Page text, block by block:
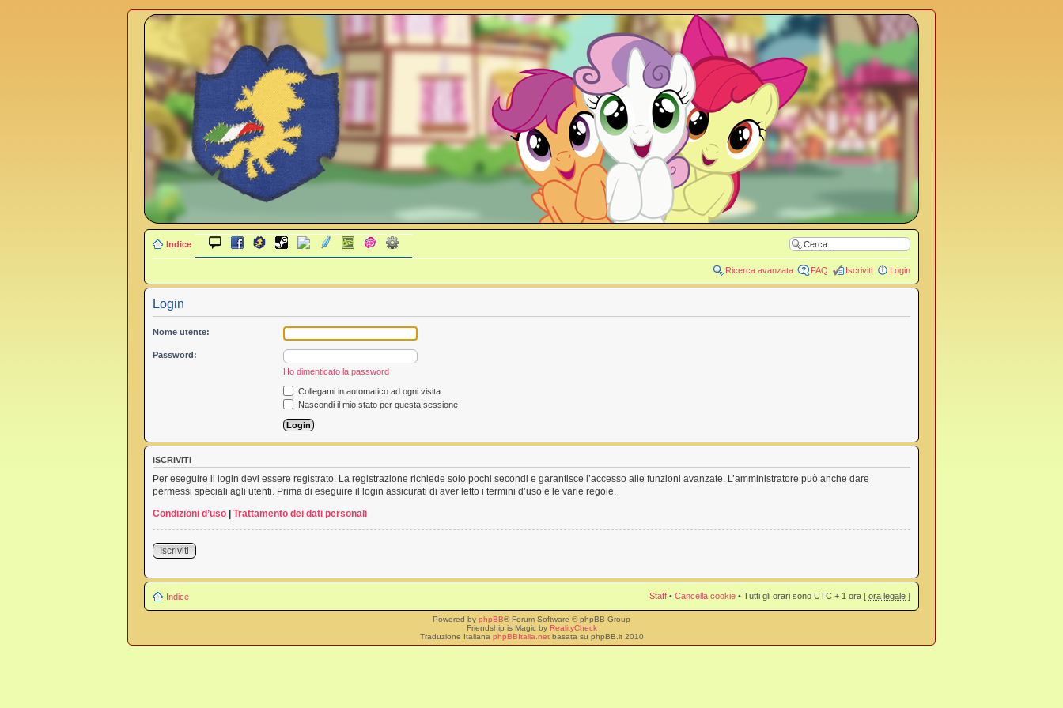
Indice
Ricerca avanzata FAQ Iscriviti Login
Login
Nome utente:
Password:
Ho dimenticato la password
Collegami in automatico ad ogni visita
Nascondi il mio stato per questa sessione
ISCRIVITI
Per eseguire il login devi essere registrato. La registrazione richiede solo pochi secondi e garantisce l’accesso alle funzioni avanzate. L’amministratore può anche dare
permessi speciali agli utenti. Prima di eseguire il login assicurati di aver letto i termini d’uso e le varie regole.
Condizioni d’uso | Trattamento dei dati personali
Iscriviti
Indice Staff • Cancella cookie • Tutti gli orari sono UTC + 1 ora [ ora legale ]
Powered by phpBB® Forum Software © phpBB Group
Friendship is Magic by RealityCheck
Traduzione Italiana phpBBItalia.netbasata su phpBB.it 2010